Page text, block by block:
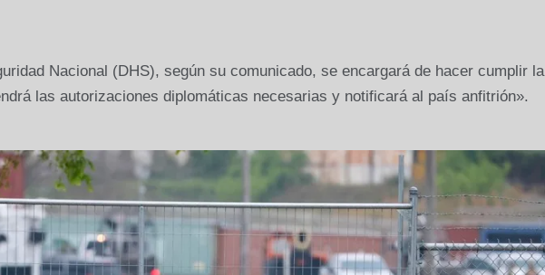
Nacional (DHS), según su comunicado, se encargará de hacer cumplir la
las autorizaciones diplomáticas necesarias y notificará al país anfitrión».